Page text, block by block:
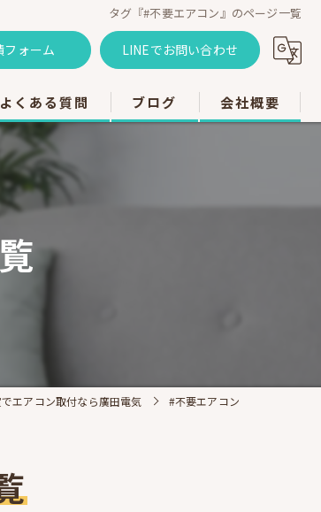
タグ『#不要エアコン』のページ一覧
フォーム LINEでお問い合わせ
よくある質問 ブログ 会社概要
エアコン取付なら廣田電気 #不要エアコン